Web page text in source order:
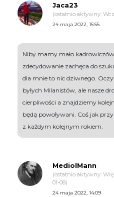
Jaca23
(ostatnio aktywny:
24 maja 2022, 15:55
Niby mamy mało
zdecydowanie zachęca do
dla mnie to nic dziwnego.
byłych Milanistów, ale nasze
cierpliwości a znajdziemy
będą powoływani. Coś jak
z każdym kolejnym rokiem.
MediolMann
(ostatnio aktywny:
01-08)
24 maja 2022, 14:09